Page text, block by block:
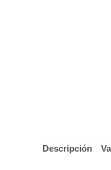
Descripción